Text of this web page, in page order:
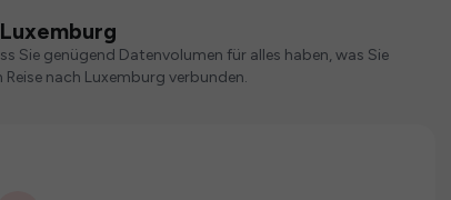
Sie genügend Datenvolumen für alles haben, was Sie
nach Luxemburg verbunden.